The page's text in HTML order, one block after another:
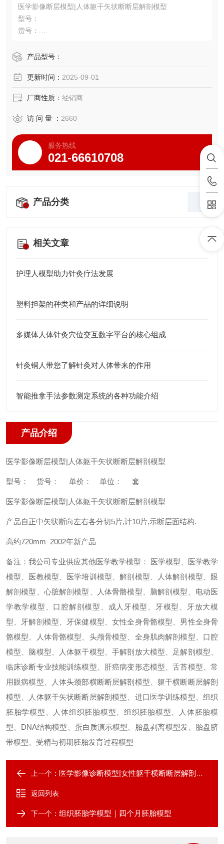
医学影像断层模型|人体躯干矢状断断层解剖模型
型号：
货号：
单位： 套
产品自正中矢状断向左右各分切5片,计10片,示断层面结构.
产品型号：
更新时间： 2025-09-01
厂商性质： 经销商
访 问 量 ： 2660
服务热线
021-66610708
产品分类
相关文章
护理人模型助力针灸疗法发展
塑料担架的种类和产品的详细说明
多媒体人体针灸穴位交互数字平台的核心组成
针灸铜人带您了解针灸对人体带来的作用
智能推拿手法参数测定系统的各种功能介绍
产品介绍
医学影像断层模型|人体躯干矢状断断层解剖模型
型号： 货号： 单价： 单位： 套
医学影像断层模型|人体躯干矢状断断层解剖模型
产品自正中矢状断向左右各分切5片,计10片,示断层面结构.
高约720mm 2002年新产品
备注：我公司专业供应其他医学教学模型： 医学模型、医学教学
模型、医教模型、医学培训模型、解剖模型、人体解剖模型、眼
解剖模型、心脏解剖模型、人体骨骼模型、脑解剖模型、电动医
学教学模型、口腔解剖模型、成人牙模型、牙模型、牙放大模
型、牙解剖模型、牙保健模型、女性全身骨骼模型、男性全身骨
骼模型、人体骨骼模型、头颅骨模型、全身肌肉解剖模型、口腔
模型、脑模型、人体躯干模型、手解剖放大模型、足解剖模型、
临床诊断专业技能训练模型、肝癌病变形态模型、舌苔模型、常
用眼病模型、人体头颈部横断断层解剖模型、躯干横断断层解剖
模型、人体躯干矢状断断层解剖模型、进口医学训练模型、组织
胚胎学模型、人体组织胚胎模型、组织胚胎模型、人体胚胎模
型、DNA结构模型、蛋白质演示模型、胎盘剥离模型发、胎盘脐
带模型、受精与初期胚胎发育过程模型
上一个： 医学影像诊断模型|女性躯干横断断层解剖模型
返回列表
下一个： 组织胚胎学模型｜四个月胚胎模型